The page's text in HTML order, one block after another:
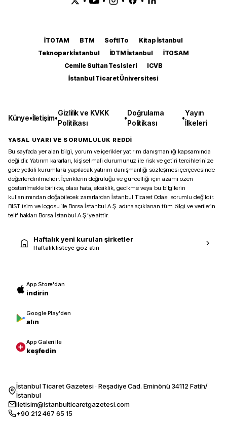
İTOTAM BTM SoftITo
Kitap İstanbul
Teknopark İstanbul
İDTM İstanbul
İTOSAM
Cemile Sultan Tesisleri
ICVB
İstanbul Ticaret Üniversitesi
Künye•İletişim•
Gizlilik ve KVKK
Politikası
•
Doğrulama
Politikası
•
Yayın
İlkeleri
YASAL UYARI VE SORUMLULUK REDDİ
Bu sayfada yer alan bilgi, yorum ve içerikler yatırım danışmanlığı kapsamında
değildir. Yatırım kararları, kişisel mali durumunuz ile risk ve getiri tercihlerinize
göre yetkili kurumlarla yapılacak yatırım danışmanlığı sözleşmesi çerçevesinde
değerlendirilmelidir. İçeriklerin doğruluğu ve güncelliği için azami özen
gösterilmekle birlikte, olası hata, eksiklik, gecikme veya bu bilgilerin
kullanımından doğabilecek zararlardan İstanbul Ticaret Odası sorumlu değildir.
BIST isim ve logosu ile Borsa İstanbul A.Ş. adına açıklanan tüm bilgi ve verilerin
telif hakları Borsa İstanbul A.Ş.’ye aittir.
Haftalık yeni kurulan şirketler
Haftalık listeye göz atın
App Store'dan
indirin
Google Play'den
alın
App Galeri ile
keşfedin
İstanbul Ticaret Gazetesi · Reşadiye Cad. Eminönü 34112 Fatih/
İstanbul
iletisim@istanbulticaretgazetesi.com
+90 212 467 65 15